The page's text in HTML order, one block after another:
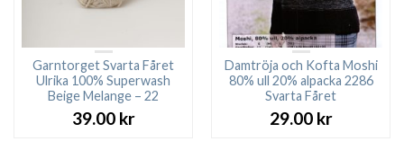
Garntorget Svarta Fåret
Ulrika 100% Superwash
Beige Melange – 22
39.00 kr
Damtröja och Kofta Moshi
80% ull 20% alpacka 2286
Svarta Fåret
29.00 kr